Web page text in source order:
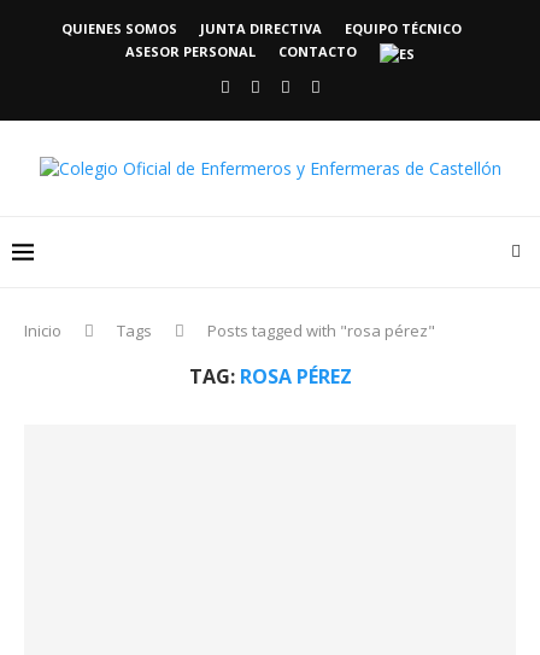
QUIENES SOMOS JUNTA DIRECTIVA
EQUIPO TÉCNICO
ASESOR PERSONAL
CONTACTO
Inicio Tags Posts tagged with "rosa pérez"
TAG: ROSA PÉREZ